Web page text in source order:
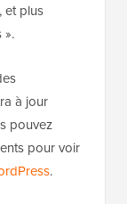
et plus
».
à jour
pouvez
pour voir
.